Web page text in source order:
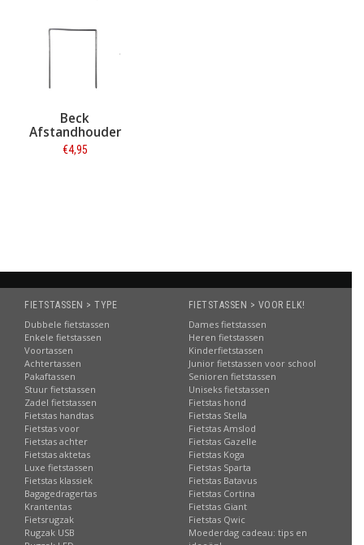
Beck
Afstandhouder
€4,95
FIETSTASSEN > TYPE
Dubbele fietstassen
Enkele fietstassen
Voortassen
Achtertassen
Pakaftassen
Stuur fietstassen
Zadel fietstassen
Fietstas handtas
Fietstas voor
Fietstas achter
Fietstas aktetas
Luxe fietstassen
Fietstas klassiek
Bagagedragertas
Krantentas
Fietsrugzak
Rugzak USB
FIETSTASSEN > VOOR ELK!
Dames fietstassen
Heren fietstassen
Kinderfietstassen
Junior fietstassen voor school
Senioren fietstassen
Uniseks fietstassen
Fietstas hond
Fietstas Stella
Fietstas Amslod
Fietstas Gazelle
Fietstas Koga
Fietstas Sparta
Fietstas Batavus
Fietstas Cortina
Fietstas Giant
Fietstas Qwic
Moederdag cadeau: tips en